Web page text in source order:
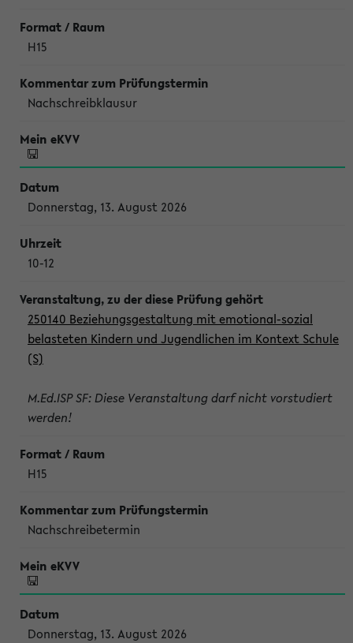
H15
Nachschreibklausur
Donnerstag, 13. August 2026
10-12
250140 Beziehungsgestaltung mit emotional-sozial
belasteten Kindern und Jugendlichen im Kontext Schule
(S)
M.Ed.ISP SF: Diese Veranstaltung darf nicht vorstudiert
werden!
H15
Nachschreibetermin
Donnerstag, 13. August 2026